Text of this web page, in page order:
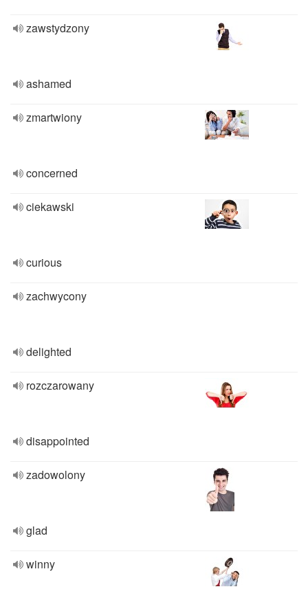
zawstydzony
ashamed
zmartwiony
concerned
ciekawski
curious
zachwycony
delighted
rozczarowany
disappointed
zadowolony
glad
winny